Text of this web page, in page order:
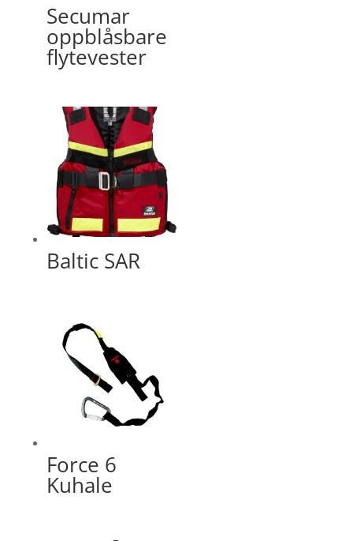
Secumar
oppblåsbare
flytevester
Baltic SAR
Force 6
Kuhale